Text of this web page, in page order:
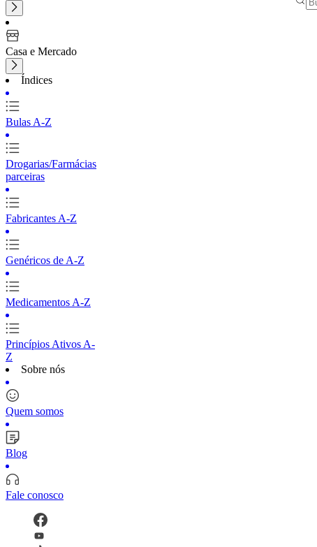
Casa e Mercado
Índices
Bulas A-Z
Drogarias/Farmácias
parceiras
Fabricantes A-Z
Genéricos de A-Z
Medicamentos A-Z
Princípios Ativos A-
Z
Sobre nós
Quem somos
Blog
Fale conosco